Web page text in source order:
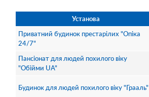
Установа
Приватний будинок престарілих "Опіка
24/7"
Пансіонат для людей похилого віку
"Обійми UA"
Будинок для людей похилого віку "Грааль"